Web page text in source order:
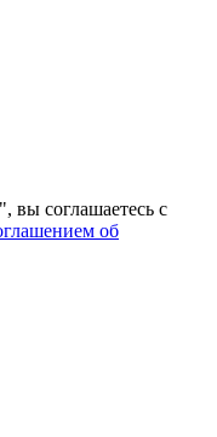
вы соглашаетесь с
об